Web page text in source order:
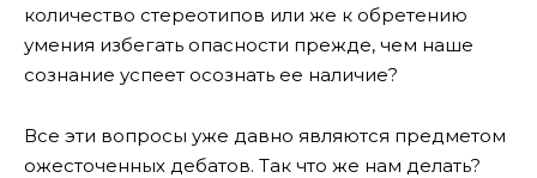
количество стереотипов или же к обретению
умения избегать опасности прежде, чем наше
сознание успеет осознать ее наличие?
Все эти вопросы уже давно являются предметом
ожесточенных дебатов. Так что же нам делать?